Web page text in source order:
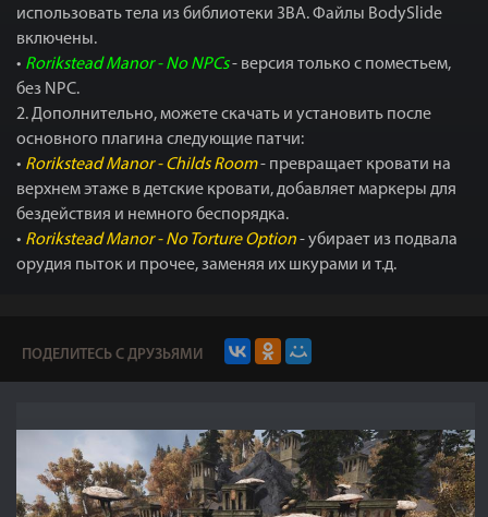
использовать тела из библиотеки 3BA. Файлы BodySlide
включены.
• Rorikstead Manor - No NPCs- версия только с поместьем,
без NPC.
2. Дополнительно, можете скачать и установить после
основного плагина следующие патчи:
• Rorikstead Manor - Childs Room- превращает кровати на
верхнем этаже в детские кровати, добавляет маркеры для
бездействия и немного беспорядка.
• Rorikstead Manor - No Torture Option- убирает из подвала
орудия пыток и прочее, заменяя их шкурами и т.д.
ПОДЕЛИТЕСЬ С ДРУЗЬЯМИ